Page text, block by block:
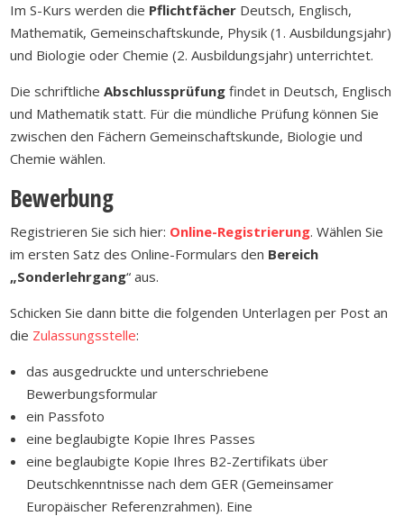
Im S-Kurs werden die Pflichtfächer Deutsch, Englisch,
Mathematik, Gemeinschaftskunde, Physik (1. Ausbildungsjahr)
und Biologie oder Chemie (2. Ausbildungsjahr) unterrichtet.
Die schriftlicheAbschlussprüfung findet in Deutsch, Englisch
und Mathematik statt. Für die mündliche Prüfung können Sie
zwischen den Fächern Gemeinschaftskunde, Biologie und
Chemie wählen.
Bewerbung
Registrieren Sie sich hier: Online-Registrierung.Wählen Sie
im ersten Satz des Online-Formulars den Bereich
„Sonderlehrgang“ aus.
Schicken Sie dann bitte die folgenden Unterlagen per Post an
die Zulassungsstelle:
das ausgedruckte und unterschriebene
Bewerbungsformular
ein Passfoto
eine beglaubigte Kopie Ihres Passes
eine beglaubigte Kopie Ihres B2-Zertifikats über
Deutschkenntnisse nach dem GER (Gemeinsamer
Europäischer Referenzrahmen). Eine